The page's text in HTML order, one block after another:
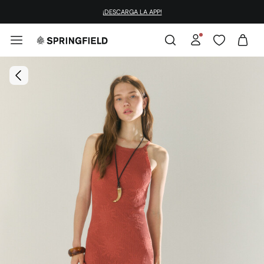
¡DESCARGA LA APP!